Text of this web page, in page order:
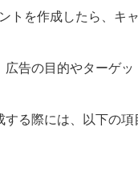
トを作成したら、キ
広告の目的やターゲ
る際には、以下の項